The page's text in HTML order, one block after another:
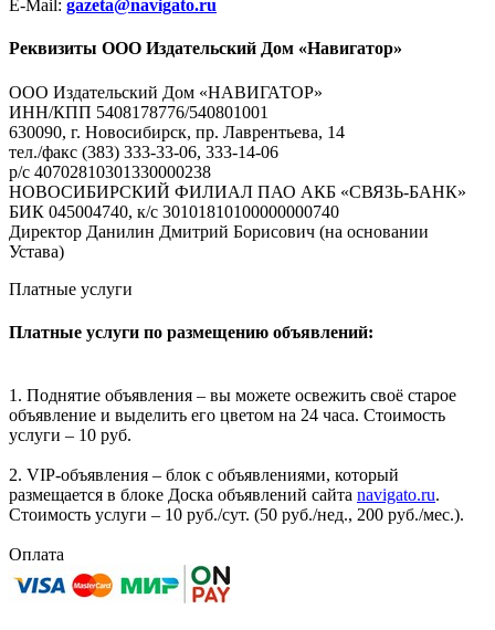
E-Mail: gazeta@navigato.ru
Реквизиты ООО Издательский Дом «Навигатор»
ООО Издательский Дом «НАВИГАТОР»
ИНН/КПП 5408178776/540801001
630090, г. Новосибирск, пр. Лаврентьева, 14
тел./факс (383) 333-33-06, 333-14-06
р/с 40702810301330000238
НОВОСИБИРСКИЙ ФИЛИАЛ ПАО АКБ «СВЯЗЬ-БАНК»
БИК 045004740, к/с 30101810100000000740
Директор Данилин Дмитрий Борисович (на основании
Устава)
Платные услуги
Платные услуги по размещению объявлений:
1. Поднятие объявления – вы можете освежить своё старое
объявление и выделить его цветом на 24 часа. Стоимость
услуги – 10 руб.
2. VIP-объявления – блок с объявлениями, который
размещается в блоке Доска объявлений сайта navigato.ru.
Стоимость услуги – 10 руб./сут. (50 руб./нед., 200 руб./мес.).
Оплата